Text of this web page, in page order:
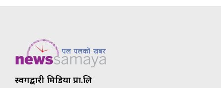
स्वर्गद्वारी मिडिया प्रा.लि